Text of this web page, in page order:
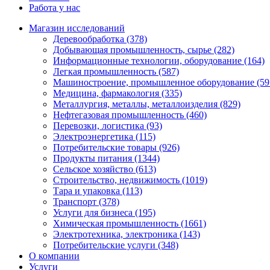
Работа у нас
Магазин исследований
Деревообработка (378)
Добывающая промышленность, сырье (282)
Информационные технологии, оборудование (164)
Легкая промышленность (587)
Машиностроение, промышленное оборудование
Медицина, фармакология (335)
Металлургия, металлы, металлоизделия (829)
Нефтегазовая промышленность (460)
Перевозки, логистика (93)
Электроэнергетика (115)
Потребительские товары (926)
Продукты питания (1344)
Сельское хозяйство (613)
Строительство, недвижимость (1019)
Тара и упаковка (113)
Транспорт (378)
Услуги для бизнеса (195)
Химическая промышленность (1661)
Электротехника, электроника (143)
Потребительские услуги (348)
О компании
Услуги